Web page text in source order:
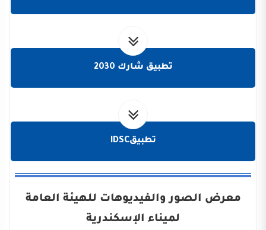
تطبيق شارك 2030
تطبيقIDSC
معرض الصور والفيديوهات للهيئة العامة
لميناء الإسكندرية